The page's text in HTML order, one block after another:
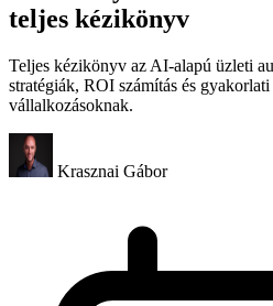
teljes kézikönyv
Teljes kézikönyv az AI-alapú üzleti
stratégiák, ROI számítás és
vállalkozásoknak.
Krasznai Gábor